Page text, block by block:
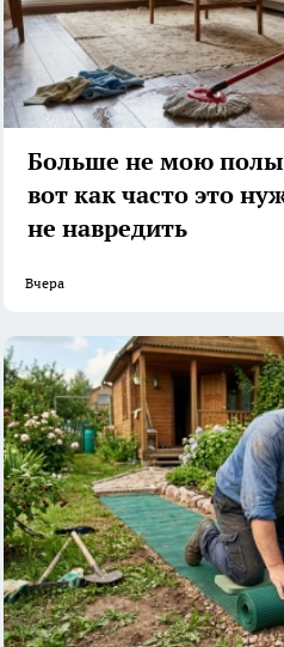
Больше не мою
вот как часто это
не навредить
Вчера